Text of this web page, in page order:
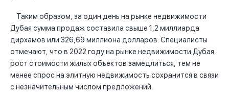
Таким образом, за один день на рынке недвижимости
Дубая сумма продаж составила свыше 1,2 миллиарда
дирхамов или 326,69 миллиона долларов. Специалисты
отмечают, что в 2022 году на рынке недвижимости Дубая
рост стоимости жилых объектов замедлиться, тем не
менее спрос на элитную недвижимость сохранится в связи
с незначительным числом предложений.